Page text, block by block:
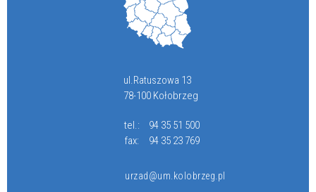
ul.Ratuszowa 13
78-100 Kołobrzeg
tel.:
94 35 51 500
fax:
94 35 23 769
urzad@um.kolobrzeg.pl